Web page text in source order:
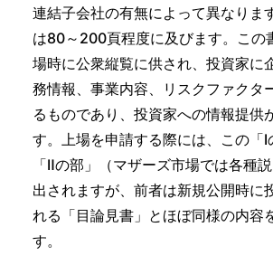
連結子会社の有無によって異なりま
は80～200頁程度に及びます。この
場時に公衆縦覧に供され、投資家に
務情報、事業内容、リスクファクタ
るものであり、投資家への情報提供
す。上場を申請する際には、この「Ⅰ
「Ⅱの部」（マザーズ市場では各種
出されますが、前者は新規公開時に
れる「目論見書」とほぼ同様の内容
す。